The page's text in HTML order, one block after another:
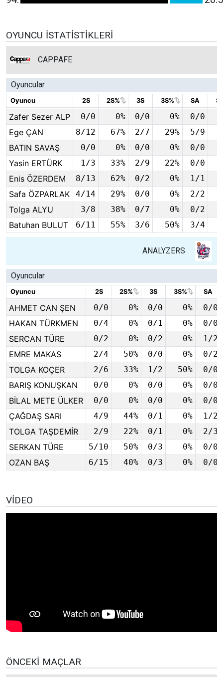
OYUNCU İSTATISTIKLERI
CAPPAFE
Oyuncular
Oyuncu 2S 2S% 3S 3S% SA
Oyuncu
2S 2S% 3S 3S% SA
Zafer Sezer ALP 0/0 0% 0/0 0% 0/0
Ege ÇAN 8/12 67% 2/7 29% 5/9
BATIN SAVAŞ 0/0 0% 0/0 0% 0/0
Yasin ERTÜRK 1/3 33% 2/9 22% 0/0
Enis ÖZERDEM 8/13 62% 0/2 0% 1/1
Safa ÖZPARLAK 4/14 29% 0/0 0% 2/2
Tolga ALYU 3/8 38% 0/7 0% 0/2
Batuhan BULUT 6/11 55% 3/6 50% 3/4
Oyuncu
Zafer Sezer ALP
Ege ÇAN
BATIN SAVAŞ
Yasin ERTÜRK
Enis ÖZERDEM
Safa ÖZPARLAK
Tolga ALYU
Batuhan BULUT
ANALYZERS
Oyuncular
Oyuncu 2S 2S% 3S 3S%
SA
Oyuncu
2S 2S% 3S 3S% SA
AHMET CAN ŞEN 0/0 0% 0/0 0% 0/0
HAKAN TÜRKMEN 0/4 0% 0/1 0% 0/0
SERCAN TÜRE 0/2 0% 0/2 0% 1/2
EMRE MAKAS 2/4 50% 0/0 0% 0/2
TOLGA KOÇER 2/6 33% 1/2 50% 0/0
BARIŞ KONUŞKAN 0/0 0% 0/0 0% 0/0
BİLAL METE ÜLKER 0/0 0% 0/0 0% 0/0
ÇAĞDAŞ SARI 4/9 44% 0/1 0% 1/2
TOLGA TAŞDEMİR 2/9 22% 0/1 0% 2/3
SERKAN TÜRE 5/10 50% 0/3 0% 0/0
OZAN BAŞ 6/15 40% 0/3 0% 0/0
Oyuncu
AHMET CAN ŞEN
HAKAN TÜRKMEN
SERCAN TÜRE
EMRE MAKAS
TOLGA KOÇER
BARIŞ KONUŞKAN
BİLAL METE ÜLKER
ÇAĞDAŞ SARI
TOLGA TAŞDEMİR
SERKAN TÜRE
OZAN BAŞ
VIDEO
ÖNCEKI MAÇLAR